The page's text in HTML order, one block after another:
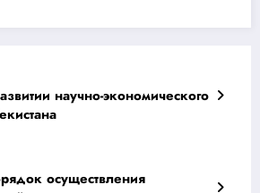
научно-экономического
осуществления